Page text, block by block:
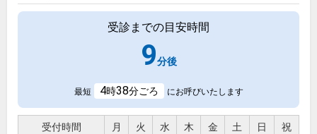
受診までの目安時間
9分後
最短 4時38分ごろ にお呼びいたします
受付時間 月 火 水 木 金 土 日 祝